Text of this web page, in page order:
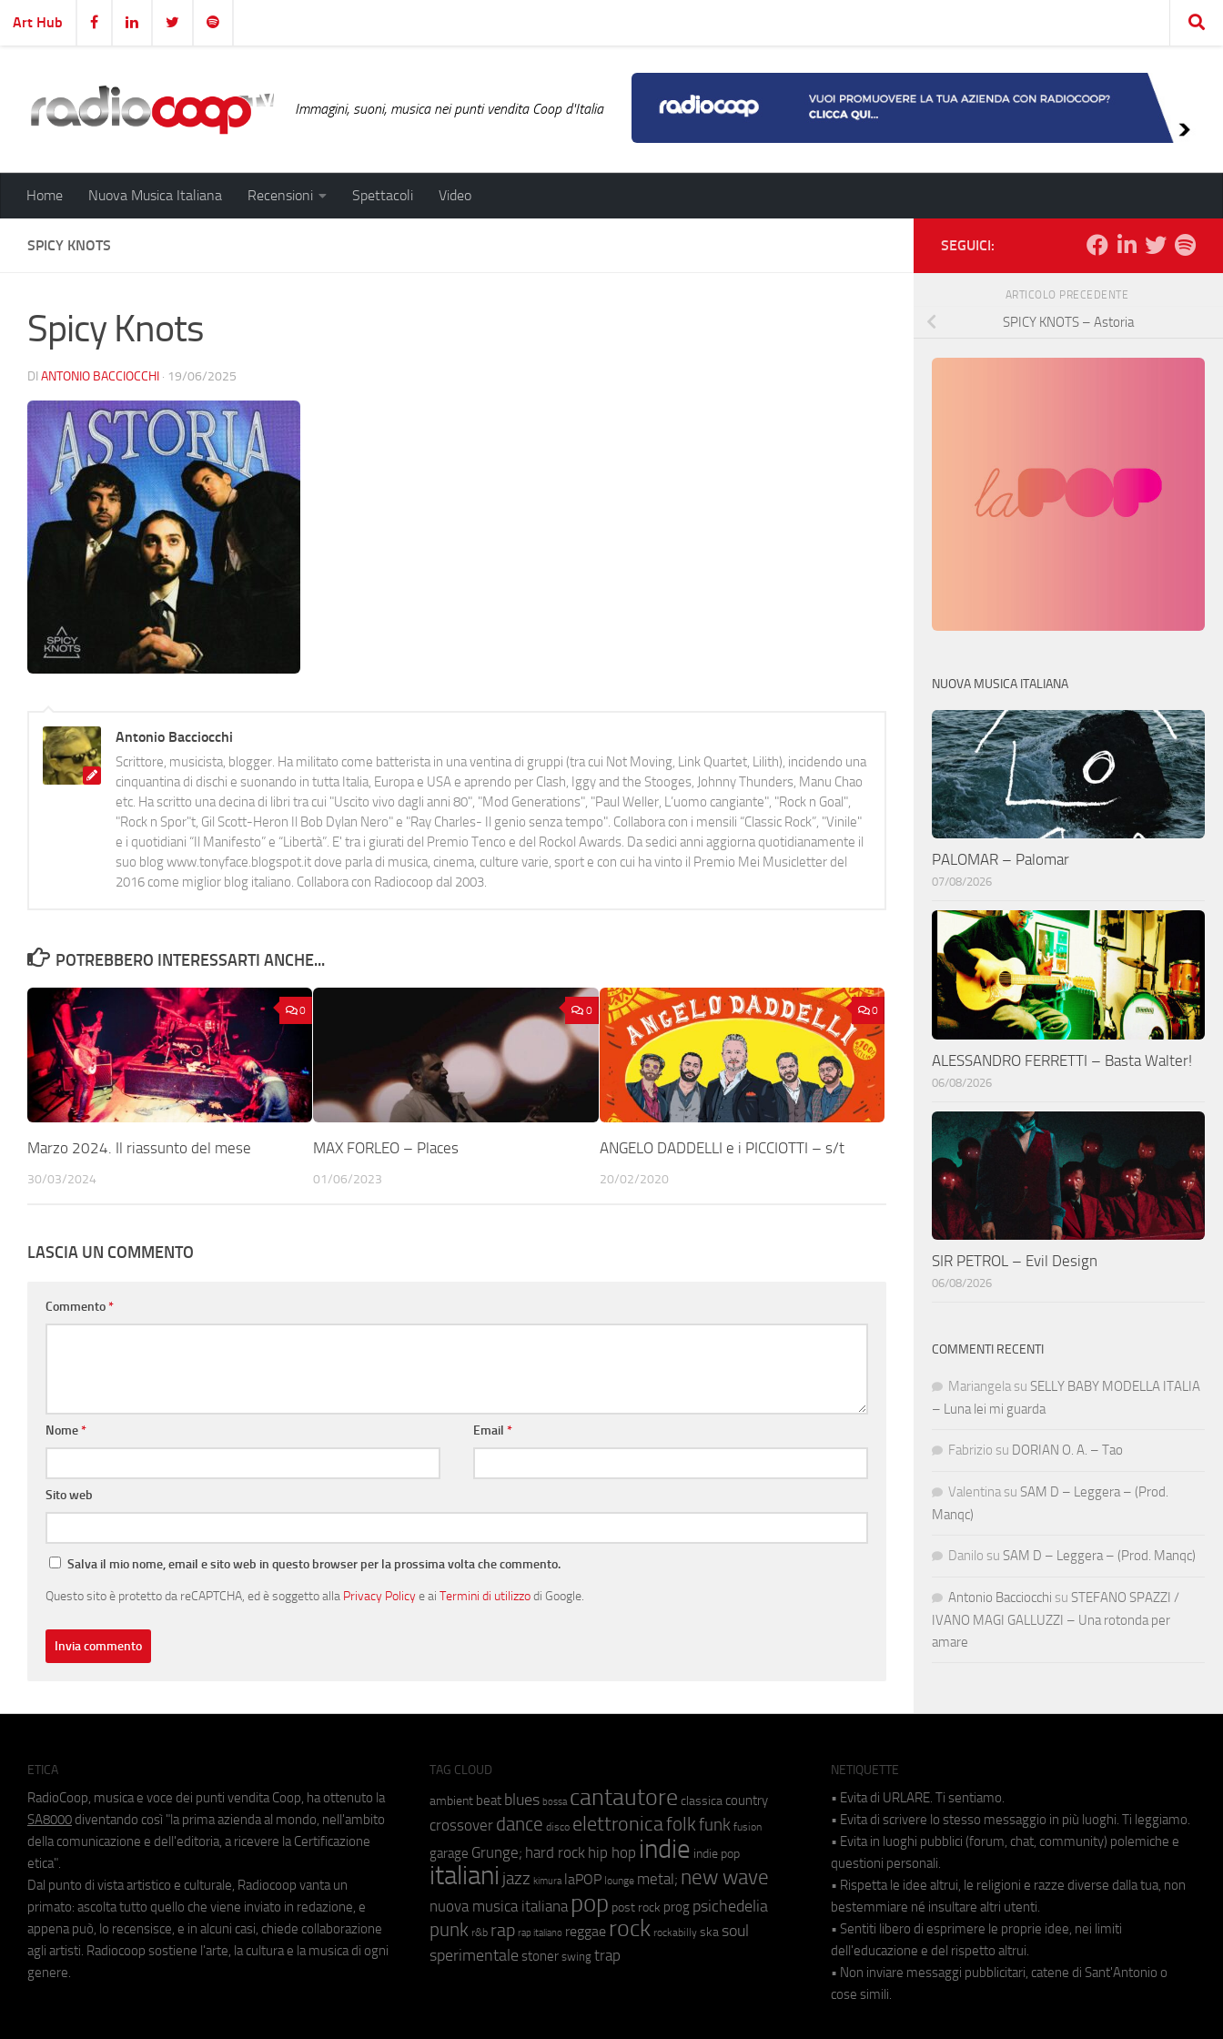
Salta al contenuto
Art Hub
Immagini, suoni, musica nei punti vendita Coop d'Italia
Home Nuova Musica Italiana Recensioni Spettacoli Video
SPICY KNOTS
Spicy Knots
DI ANTONIO BACCIOCCHI · 19/06/2025
Antonio Bacciocchi
Scrittore, musicista, blogger. Ha militato come batterista in una ventina di gruppi (tra cui Not Moving, Link Quartet, Lilith), incidendo una
cinquantina di dischi e suonando in tutta Italia, Europa e USA e aprendo per Clash, Iggy and the Stooges, Johnny Thunders, Manu Chao
etc. Ha scritto una decina di libri tra cui "Uscito vivo dagli anni 80", "Mod Generations", "Paul Weller, L’uomo cangiante", "Rock n Goal",
"Rock n Spor"t, Gil Scott-Heron Il Bob Dylan Nero" e "Ray Charles- Il genio senza tempo". Collabora con i mensili “Classic Rock”, "Vinile"
e i quotidiani “Il Manifesto” e “Libertà”. E' tra i giurati del Premio Tenco e del Rockol Awards. Da sedici anni aggiorna quotidianamente il
suo blog www.tonyface.blogspot.it dove parla di musica, cinema, culture varie, sport e con cui ha vinto il Premio Mei Musicletter del
2016 come miglior blog italiano. Collabora con Radiocoop dal 2003.
POTREBBERO INTERESSARTI ANCHE...
0
Marzo 2024. Il riassunto del mese
30/03/2024
0
MAX FORLEO – Places
01/06/2023
0
ANGELO DADDELLI e i PICCIOTTI – s/t
20/02/2020
LASCIA UN COMMENTO
Commento*
Nome* Email*
Sito web
Salva il mio nome, email e sito web in questo browser per la prossima volta che commento.
Questo sito è protetto da reCAPTCHA, ed è soggetto alla Privacy Policye ai Termini di utilizzodi Google.
SEGUICI:
ARTICOLO PRECEDENTE
SPICY KNOTS – Astoria
NUOVA MUSICA ITALIANA
PALOMAR – Palomar
07/08/2026
ALESSANDRO FERRETTI – Basta Walter!
06/08/2026
SIR PETROL – Evil Design
06/08/2026
COMMENTI RECENTI
Mariangela su SELLY BABY MODELLA ITALIA
– Luna lei mi guarda
Fabrizio su DORIAN O. A. – Tao
Valentina su SAM D – Leggera – (Prod.
Manqc)
Danilo su SAM D – Leggera – (Prod. Manqc)
Antonio Bacciocchi su STEFANO SPAZZI /
IVANO MAGI GALLUZZI – Una rotonda per
amare
ETICA
RadioCoop, musica e voce dei punti vendita Coop, ha ottenuto la
SA8000 diventando così "la prima azienda al mondo, nell'ambito
della comunicazione e dell'editoria, a ricevere la Certificazione
etica".
Dal punto di vista artistico e culturale, Radiocoop vanta un
primato: ascolta tutto quello che viene inviato in redazione, e
appena può, lo recensisce, e in alcuni casi, chiede collaborazione
agli artisti. Radiocoop sostiene l'arte, la cultura e la musica di ogni
genere.
TAG CLOUD
ambient beat blues bossa cantautore classica country
crossover dance disco elettronicafolkfunk fusion
garage Grunge; hard rock hip hop indie indie pop
italiani jazz kimura laPOP lounge metal; new wave
nuova musica italiana pop post rock prog psichedelia
punk r&b rap rap italiano reggae rock rockabilly ska soul
sperimentale stoner swing trap
NETIQUETTE
• Evita di URLARE. Ti sentiamo.
• Evita di scrivere lo stesso messaggio in più luoghi. Ti leggiamo.
• Evita in luoghi pubblici (forum, chat, community) polemiche e
questioni personali.
• Rispetta le idee altrui, le religioni e razze diverse dalla tua, non
bestemmiare né insultare altri utenti.
• Sentiti libero di esprimere le proprie idee, nei limiti
dell'educazione e del rispetto altrui.
• Non inviare messaggi pubblicitari, catene di Sant'Antonio o
cose simili.